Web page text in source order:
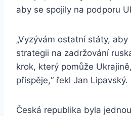
aby se spojily na podporu
„Vyzývám ostatní státy,
strategii na zadržování
krok, který pomůže
přispěje,“ řekl Jan Lipavský.
Česká republika byla